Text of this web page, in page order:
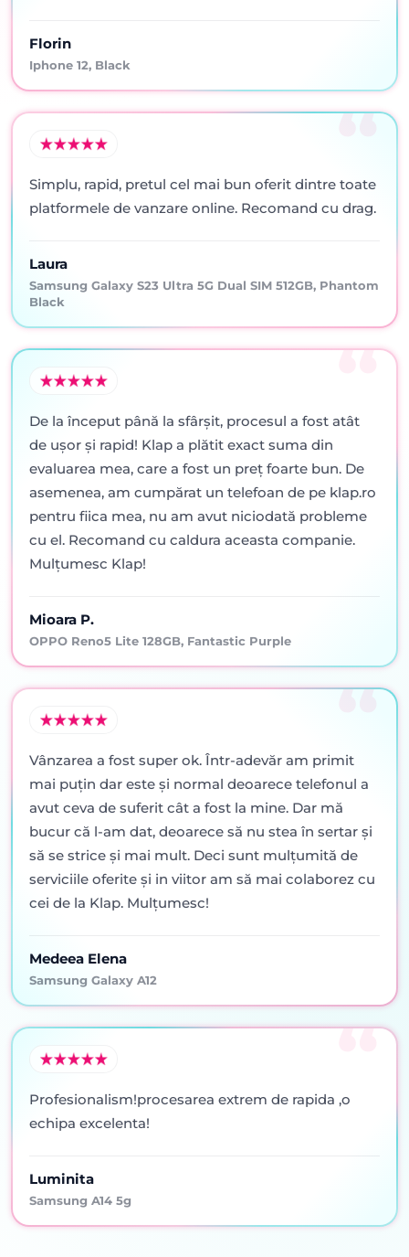
Florin
Iphone 12, Black
Simplu, rapid, pretul cel mai bun oferit dintre toate
platformele de vanzare online. Recomand cu drag.
Laura
Samsung Galaxy S23 Ultra 5G Dual SIM 512GB, Phantom
Black
De la început până la sfârșit, procesul a fost atât
de ușor și rapid! Klap a plătit exact suma din
evaluarea mea, care a fost un preț foarte bun. De
asemenea, am cumpărat un telefoan de pe klap.ro
pentru fiica mea, nu am avut niciodată probleme
cu el. Recomand cu caldura aceasta companie.
Mulțumesc Klap!
Mioara P.
OPPO Reno5 Lite 128GB, Fantastic Purple
Vânzarea a fost super ok. Într-adevăr am primit
mai puţin dar este şi normal deoarece telefonul a
avut ceva de suferit cât a fost la mine. Dar mă
bucur că l-am dat, deoarece să nu stea în sertar şi
să se strice şi mai mult. Deci sunt mulţumită de
serviciile oferite şi in viitor am să mai colaborez cu
cei de la Klap. Mulţumesc!
Medeea Elena
Samsung Galaxy A12
Profesionalism!procesarea extrem de rapida ,o
echipa excelenta!
Luminita
Samsung A14 5g